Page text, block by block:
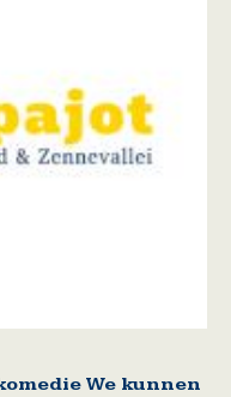
We kunnen